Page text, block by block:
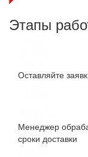
Этапы
Оставляйте
Менеджер
сроки доставки